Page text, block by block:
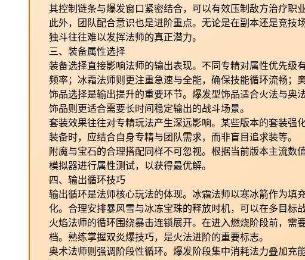
其控制链条与爆发窗口紧密结合，可以有效压制敌方治疗职业
此外，团队配合意识也是进阶重点。无论是在副本还是竞
独斗往往难以发挥法师的真正潜力。
三、装备属性选择
装备选择直接影响法师的输出表现。不同专精对属性优先级
频率；冰霜法师则更注重急速与全能，确保技能循环流畅；
饰品选择是输出提升的重要环节。爆发型饰品适合火法与奥
饰品则更适合需要长时间稳定输出的战斗场景。
套装效果往往对专精玩法产生深远影响。某些版本的套装强
装备时，应结合自身专精与团队需求，而非盲目追求装等。
附魔与宝石的合理搭配同样不可忽视。根据当前版本主流
模拟器进行属性测试，以获得最优解。
四、输出循环技巧
输出循环是法师核心玩法的体现。冰霜法师以寒冰箭作为填
化。合理安排暴风雪与冰冻宝珠的释放时机，可以在多目标
火焰法师的循环围绕暴击连锁展开。在进入燃烧阶段前，
档。熟练掌握双炎爆技巧，是火法进阶的重要标志。
奥术法师则强调阶段性循环。爆发阶段集中消耗法力叠加充